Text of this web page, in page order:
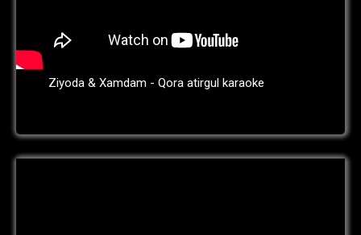
Ziyoda & Xamdam - Qora atirgul karaoke